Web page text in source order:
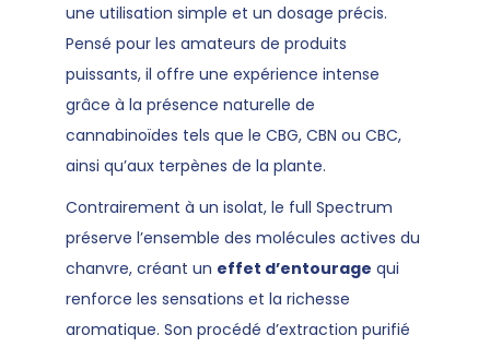
une utilisation simple et un dosage précis.
Pensé pour les amateurs de produits
puissants, il offre une expérience intense
grâce à la présence naturelle de
cannabinoïdes tels que le CBG, CBN ou CBC,
ainsi qu’aux terpènes de la plante.
Contrairement à un isolat, le full Spectrum
préserve l’ensemble des molécules actives du
chanvre, créant un effet d’entourage qui
renforce les sensations et la richesse
aromatique. Son procédé d’extraction purifié